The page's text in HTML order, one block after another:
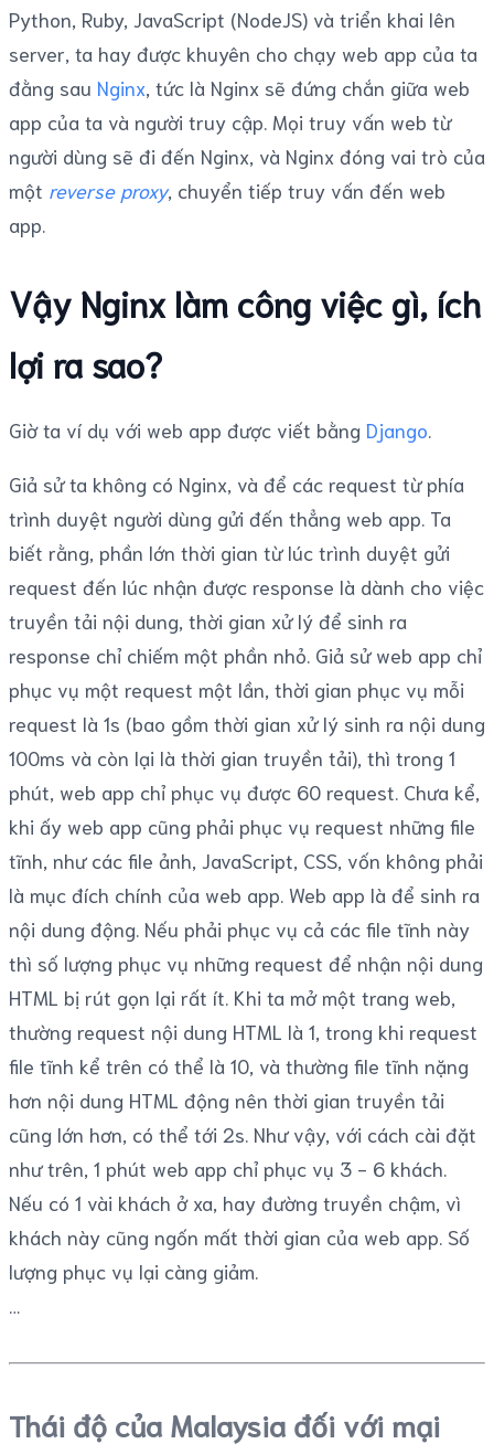
Python, Ruby, JavaScript (NodeJS) và triển khai lên
server, ta hay được khuyên cho chạy web app của ta
đằng sau Nginx, tức là Nginx sẽ đứng chắn giữa web
app của ta và người truy cập. Mọi truy vấn web từ
người dùng sẽ đi đến Nginx, và Nginx đóng vai trò của
một reverse proxy, chuyển tiếp truy vấn đến web
app.
Vậy Nginx làm công việc gì, ích
lợi ra sao?
Giờ ta ví dụ với web app được viết bằng Django.
Giả sử ta không có Nginx, và để các request từ phía
trình duyệt người dùng gửi đến thẳng web app. Ta
biết rằng, phần lớn thời gian từ lúc trình duyệt gửi
request đến lúc nhận được response là dành cho việc
truyền tải nội dung, thời gian xử lý để sinh ra
response chỉ chiếm một phần nhỏ. Giả sử web app chỉ
phục vụ một request một lần, thời gian phục vụ mỗi
request là 1s (bao gồm thời gian xử lý sinh ra nội dung
100ms và còn lại là thời gian truyền tải), thì trong 1
phút, web app chỉ phục vụ được 60 request. Chưa kể,
khi ấy web app cũng phải phục vụ request những file
tĩnh, như các file ảnh, JavaScript, CSS, vốn không phải
là mục đích chính của web app. Web app là để sinh ra
nội dung động. Nếu phải phục vụ cả các file tĩnh này
thì số lượng phục vụ những request để nhận nội dung
HTML bị rút gọn lại rất ít. Khi ta mở một trang web,
thường request nội dung HTML là 1, trong khi request
file tĩnh kể trên có thể là 10, và thường file tĩnh nặng
hơn nội dung HTML động nên thời gian truyền tải
cũng lớn hơn, có thể tới 2s. Như vậy, với cách cài đặt
như trên, 1 phút web app chỉ phục vụ 3 - 6 khách.
Nếu có 1 vài khách ở xa, hay đường truyền chậm, vì
khách này cũng ngốn mất thời gian của web app. Số
lượng phục vụ lại càng giảm.
Thái độ của Malaysia đối với mại